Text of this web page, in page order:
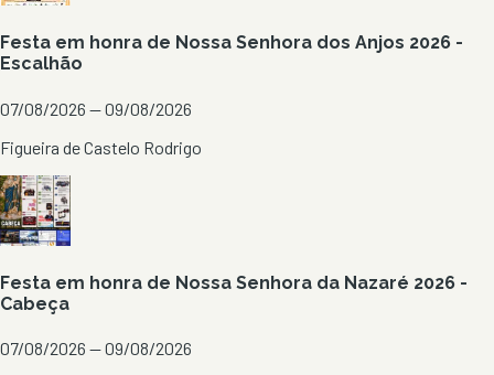
Festa em honra de Nossa Senhora dos Anjos 2026 -
Escalhão
07/08/2026 — 09/08/2026
Figueira de Castelo Rodrigo
Festa em honra de Nossa Senhora da Nazaré 2026 -
Cabeça
07/08/2026 — 09/08/2026